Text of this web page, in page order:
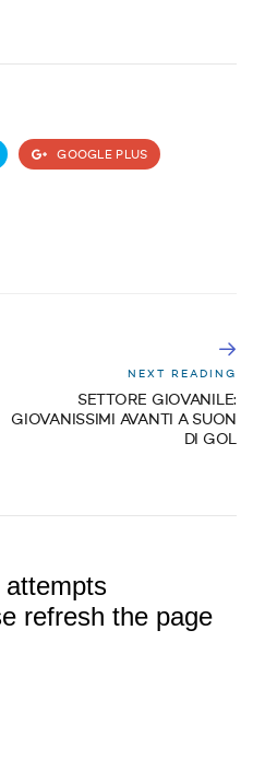
GOOGLE PLUS
NEXT READING
SETTORE GIOVANILE:
GIOVANISSIMI AVANTI A SUON
DI GOL